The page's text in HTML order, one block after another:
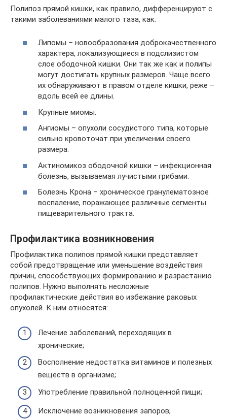
Полипоз прямой кишки, как правило, дифференцируют с
такими заболеваниями малого таза, как:
Липомы – новообразования доброкачественного
характера, локализующиеся в подслизистом
слое ободочной кишки. Они так же как и полипы
могут достигать крупных размеров. Чаще всего
их обнаруживают в правом отделе кишки, реже –
вдоль всей ее длины.
Крупные миомы.
Ангиомы – опухоли сосудистого типа, которые
сильно кровоточат при увеличении своего
размера.
Актиномикоз ободочной кишки – инфекционная
болезнь, вызываемая лучистыми грибами.
Болезнь Крона – хроническое гранулематозное
воспаление, поражающее различные сегменты
пищеварительного тракта.
Профилактика возникновения
Профилактика полипов прямой кишки представляет
собой предотвращение или уменьшение воздействия
причин, способствующих формированию и разрастанию
полипов. Нужно выполнять несложные
профилактические действия во избежание раковых
опухолей. К ним относятся:
Лечение заболеваний, переходящих в
хронические;
Восполнение недостатка витаминов и полезных
веществ в организме;
Употребление правильной полноценной пищи;
Исключение возникновения запоров;